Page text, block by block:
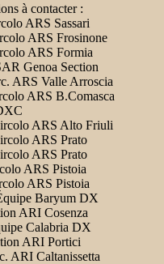
à contacter :
ARS Sassari
ARS Frosinone
ARS Formia
Genoa Section
ARS Valle Arroscia
ARS B.Comasca
ARS Alto Friuli
ARS Prato
ARS Prato
ARS Pistoia
ARS Pistoia
Baryum DX
ARI Cosenza
Calabria DX
ARI Portici
ARI Caltanissetta